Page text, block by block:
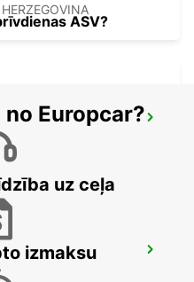
ASV?
Europcar?
uz ceļa
izmaksu